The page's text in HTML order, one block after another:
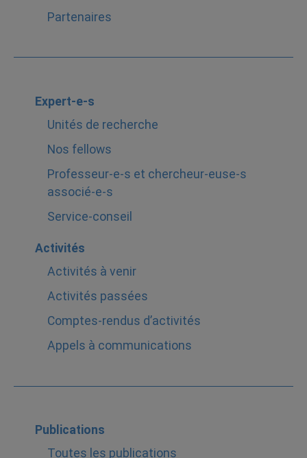
Partenaires
Expert-e-s
Unités de recherche
Nos fellows
Professeur-e-s et chercheur-euse-s
associé-e-s
Service-conseil
Activités
Activités à venir
Activités passées
Comptes-rendus d’activités
Appels à communications
Publications
Toutes les publications